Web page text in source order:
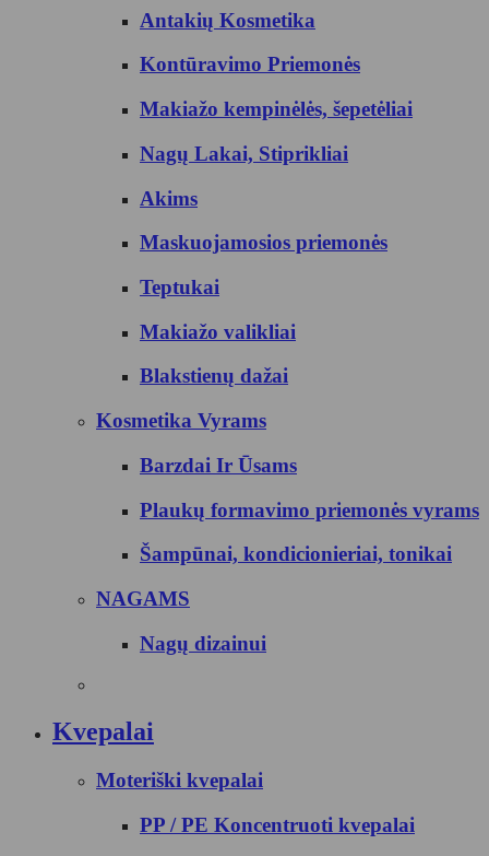
Antakių Kosmetika
Kontūravimo Priemonės
Makiažo kempinėlės, šepetėliai
Nagų Lakai, Stiprikliai
Akims
Maskuojamosios priemonės
Teptukai
Makiažo valikliai
Blakstienų dažai
Kosmetika Vyrams
Barzdai Ir Ūsams
Plaukų formavimo priemonės vyrams
Šampūnai, kondicionieriai, tonikai
NAGAMS
Nagų dizainui
Kvepalai
Moteriški kvepalai
PP / PE Koncentruoti kvepalai